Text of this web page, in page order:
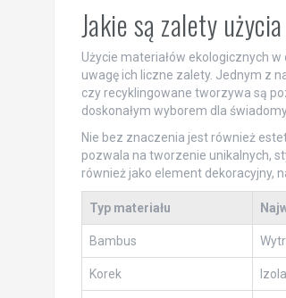
Jakie są zalety
Użycie materiałów ekologicznych
uwagę ich liczne zalety. Jednym z
czy recyklingowane tworzywa są
doskonałym wyborem dla
Nie bez znaczenia jest również
pozwala na tworzenie unikalnych,
również jako element dekoracyjny,
Typ materiału
Bambus
Korek